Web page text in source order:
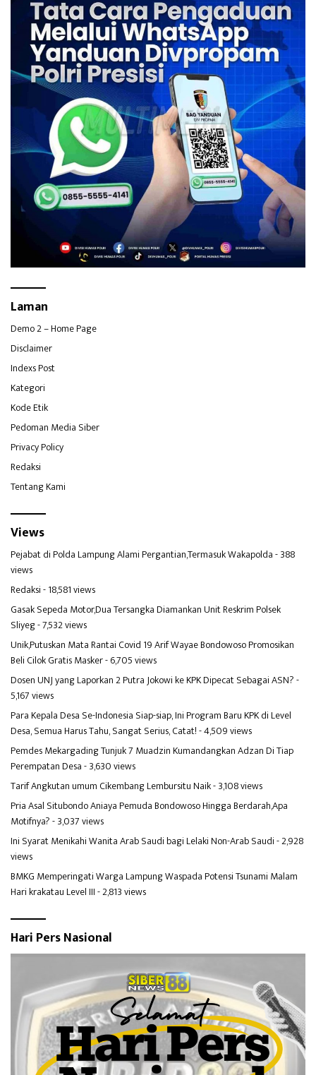
Laman
Demo 2 – Home Page
Disclaimer
Indexs Post
Kategori
Kode Etik
Pedoman Media Siber
Privacy Policy
Redaksi
Tentang Kami
Views
Pejabat di Polda Lampung Alami Pergantian,Termasuk Wakapolda- 388
views
Redaksi- 18,581 views
Gasak Sepeda Motor,Dua Tersangka Diamankan Unit Reskrim Polsek
Sliyeg- 7,532 views
Unik,Putuskan Mata Rantai Covid 19 Arif Wayae Bondowoso Promosikan
Beli Cilok Gratis Masker- 6,705 views
Dosen UNJ yang Laporkan 2 Putra Jokowi ke KPK Dipecat Sebagai ASN?-
5,167 views
Para Kepala Desa Se-Indonesia Siap-siap, Ini Program Baru KPK di Level
Desa, Semua Harus Tahu, Sangat Serius, Catat!- 4,509 views
Pemdes Mekargading Tunjuk 7 Muadzin Kumandangkan Adzan Di Tiap
Perempatan Desa- 3,630 views
Tarif Angkutan umum Cikembang Lembursitu Naik- 3,108 views
Pria Asal Situbondo Aniaya Pemuda Bondowoso Hingga Berdarah,Apa
Motifnya?- 3,037 views
Ini Syarat Menikahi Wanita Arab Saudi bagi Lelaki Non-Arab Saudi- 2,928
views
BMKG Memperingati Warga Lampung Waspada Potensi Tsunami Malam
Hari krakatau Level III- 2,813 views
Hari Pers Nasional